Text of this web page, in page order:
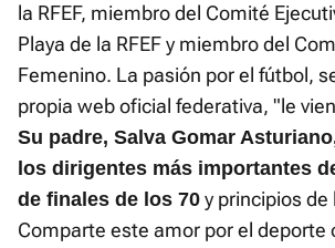
la RFEF, miembro del Comité
Playa de la RFEF y miembro del
Femenino. La pasión por el fútbol,
propia web oficial federativa, "le
Su padre, Salva Gomar
los dirigentes más importantes
de finales de los 70 y principios de
Comparte este amor por el deporte